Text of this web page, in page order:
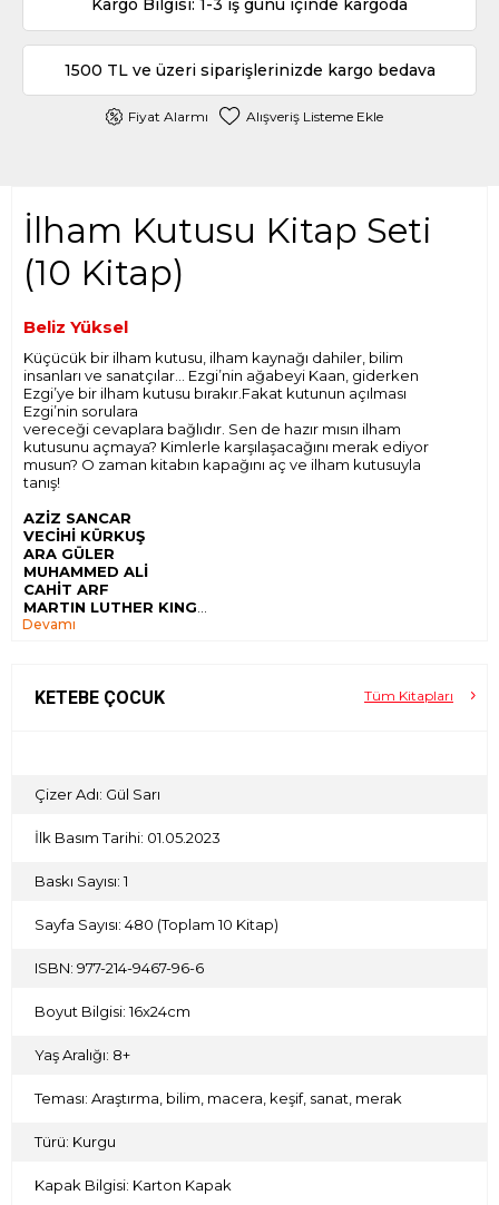
Kargo Bilgisi: 1-3 iş günü içinde kargoda
1500 TL ve üzeri siparişlerinizde kargo bedava
Fiyat Alarmı Alışveriş Listeme Ekle
İlham Kutusu Kitap Seti
(10 Kitap)
Beliz Yüksel
Küçücük bir ilham kutusu, ilham kaynağı dahiler, bilim
insanları ve sanatçılar... Ezgi’nin ağabeyi Kaan, giderken
Ezgi’ye bir ilham kutusu bırakır.Fakat kutunun açılması
Ezgi’nin sorulara
vereceği cevaplara bağlıdır. Sen de hazır mısın ilham
kutusunu açmaya? Kimlerle karşılaşacağını merak ediyor
musun? O zaman kitabın kapağını aç ve ilham kutusuyla
tanış!
AZİZ SANCAR
VECİHİ KÜRKUŞ
ARA GÜLER
MUHAMMED ALİ
CAHİT ARF
MARTIN LUTHER KING
HAYAO MIYAZAKI
Devamı
KETEBE ÇOCUK Tüm Kitapları
Çizer Adı: Gül Sarı
İlk Basım Tarihi: 01.05.2023
Baskı Sayısı: 1
Sayfa Sayısı: 480 (Toplam 10 Kitap)
ISBN: 977-214-9467-96-6
Boyut Bilgisi: 16x24cm
Yaş Aralığı: 8+
Teması: Araştırma, bilim, macera, keşif, sanat, merak
Türü: Kurgu
Kapak Bilgisi: Karton Kapak